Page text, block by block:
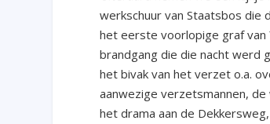
werkschuur van Staatsbos die
het eerste voorlopige graf van
brandgang die die nacht werd
het bivak van het verzet o.a.
aanwezige verzetsmannen,
het drama aan de